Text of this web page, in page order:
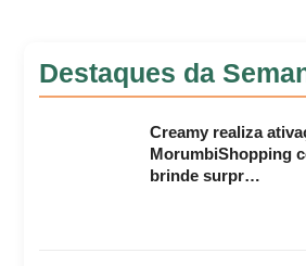
Destaques da
Creamy realiza
MorumbiShopping
brinde surpr…